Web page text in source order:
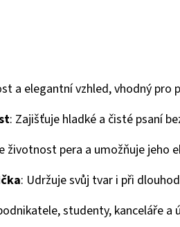
a elegantní vzhled, vhodný pro
: Zajišťuje hladké a čisté psaní
životnost pera a umožňuje jeho
: Udržuje svůj tvar i při
studenty, kanceláře